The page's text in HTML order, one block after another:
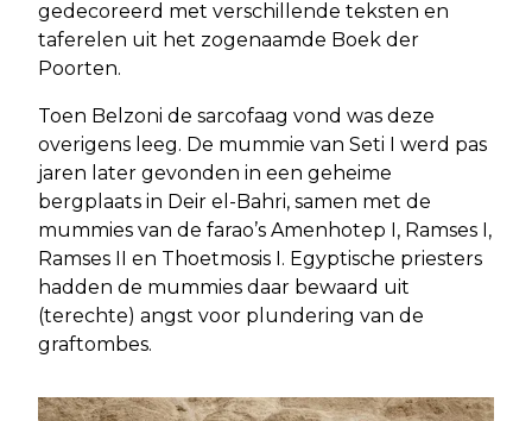
gedecoreerd met verschillende teksten en
taferelen uit het zogenaamde Boek der
Poorten.
Toen Belzoni de sarcofaag vond was deze
overigens leeg. De mummie van Seti I werd pas
jaren later gevonden in een geheime
bergplaats in Deir el-Bahri, samen met de
mummies van de farao’s Amenhotep I, Ramses I,
Ramses II en Thoetmosis I. Egyptische priesters
hadden de mummies daar bewaard uit
(terechte) angst voor plundering van de
graftombes.